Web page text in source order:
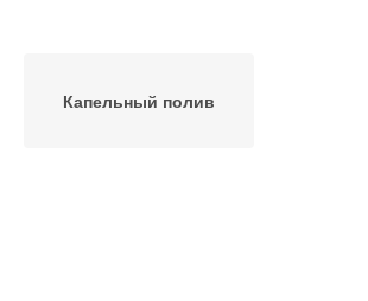
Капельный полив